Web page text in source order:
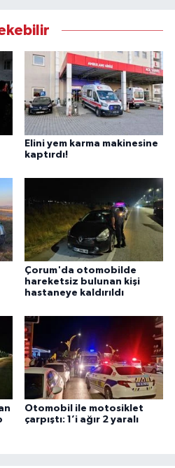
Elini yem karma makinesine
kaptırdı!
Çorum'da otomobilde
hareketsiz bulunan kişi
hastaneye kaldırıldı
Otomobil ile motosiklet
çarpıştı: 1’i ağır 2 yaralı